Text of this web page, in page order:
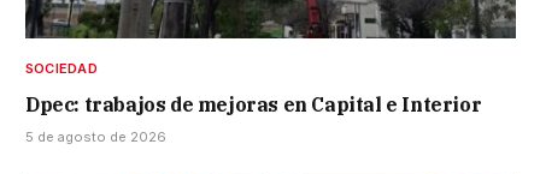
SOCIEDAD
Dpec: trabajos de mejoras en Capital e Interior
5 de agosto de 2026